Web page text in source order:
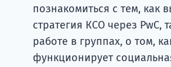
познакомиться с тем, как
стратегия КСО через PwC,
работе в группах, о том,
функционирует